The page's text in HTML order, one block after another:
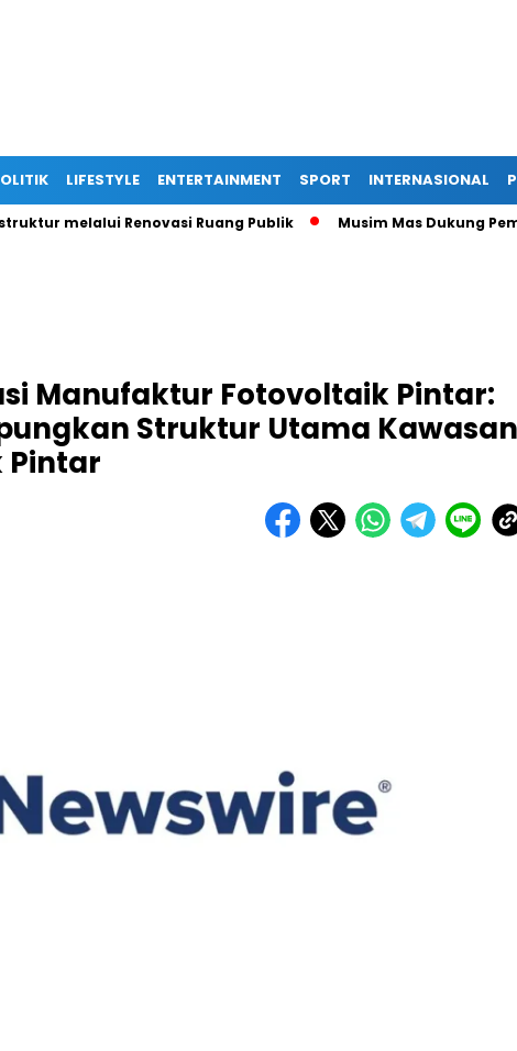
LIFESTYLE ENTERTAINMENT SPORT INTERNASIONAL
melalui Renovasi Ruang Publik Musim Mas Dukung
Manufaktur Fotovoltaik Pintar:
Struktur Utama Kawasan
Pintar